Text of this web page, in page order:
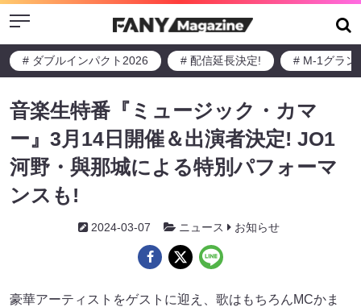
Menu
# ダブルインパクト2026 # 配信延長決定! # M-1グラン
音楽生特番『ミュージック・カマ
ー』3月14日開催＆出演者決定! JO1
河野・與那城による特別パフォーマ
ンスも!
2024-03-07 ニュース お知らせ
豪華アーティストをゲストに迎え、歌はもちろんMCかま